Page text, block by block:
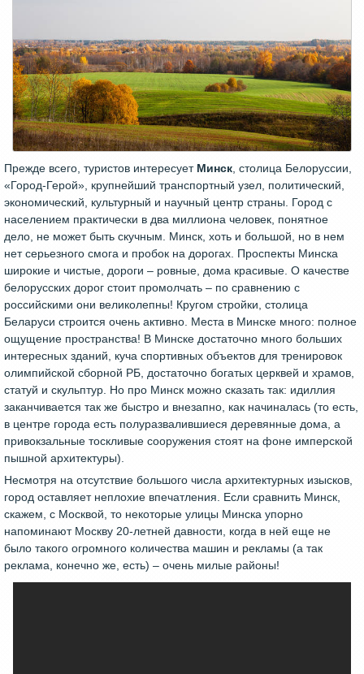
Прежде всего, туристов интересует Минск, столица Белоруссии,
«Город-Герой», крупнейший транспортный узел, политический,
экономический, культурный и научный центр страны. Город с
населением практически в два миллиона человек, понятное
дело, не может быть скучным. Минск, хоть и большой, но в нем
нет серьезного смога и пробок на дорогах. Проспекты Минска
широкие и чистые, дороги – ровные, дома красивые. О качестве
белорусских дорог стоит промолчать – по сравнению с
российскими они великолепны! Кругом стройки, столица
Беларуси строится очень активно. Места в Минске много: полное
ощущение пространства! В Минске достаточно много больших
интересных зданий, куча спортивных объектов для тренировок
олимпийской сборной РБ, достаточно богатых церквей и храмов,
статуй и скульптур. Но про Минск можно сказать так: идиллия
заканчивается так же быстро и внезапно, как начиналась (то есть,
в центре города есть полуразвалившиеся деревянные дома, а
привокзальные тоскливые сооружения стоят на фоне имперской
пышной архитектуры).
Несмотря на отсутствие большого числа архитектурных изысков,
город оставляет неплохие впечатления. Если сравнить Минск,
скажем, с Москвой, то некоторые улицы Минска упорно
напоминают Москву 20-летней давности, когда в ней еще не
было такого огромного количества машин и рекламы (а так
реклама, конечно же, есть) – очень милые районы!